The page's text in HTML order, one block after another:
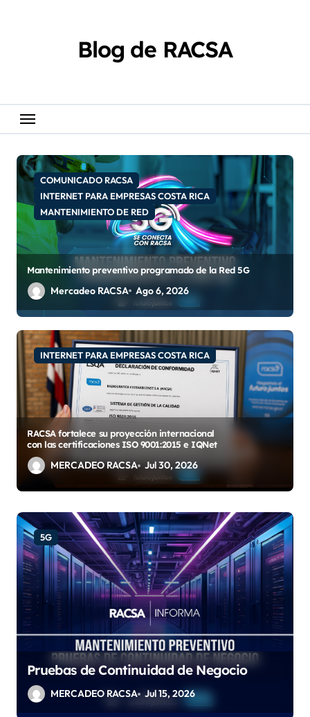
Blog de RACSA
COMUNICADO RACSA
INTERNET PARA EMPRESAS COSTA RICA
MANTENIMIENTO DE RED
Mantenimiento preventivo programado de la Red 5G
Mercadeo RACSA Ago 6, 2026
INTERNET PARA EMPRESAS COSTA RICA
RACSA fortalece su proyección internacional
con las certificaciones ISO 9001:2015 e IQNet
MERCADEO RACSA Jul 30, 2026
5G
Pruebas de Continuidad de Negocio
MERCADEO RACSA Jul 15, 2026